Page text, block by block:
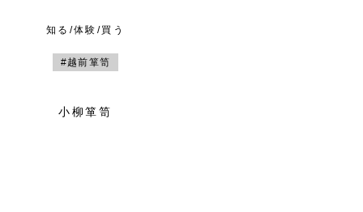
知る/体験/買う
#越前箪笥
小柳箪笥